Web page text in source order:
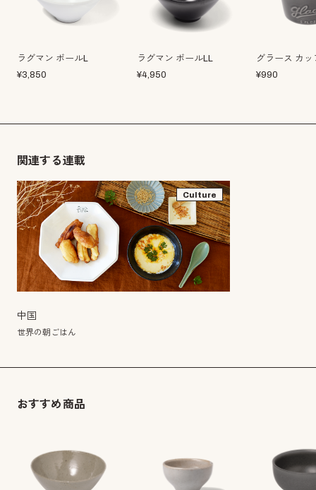
ラグマン ボールL
¥3,850
ラグマン ボールLL
¥4,950
グラース カッ
¥990
関連する連載
Culture
中国
世界の朝ごはん
おすすめ商品